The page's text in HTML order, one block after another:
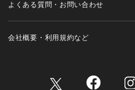
よくある質問・お問い合わせ
会社概要・利用規約など